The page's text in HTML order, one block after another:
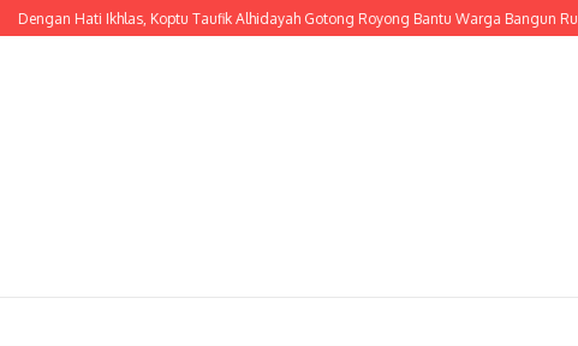
Hati Ikhlas, Koptu Taufik Alhidayah Gotong Royong Bantu Warga Bangun Rumah